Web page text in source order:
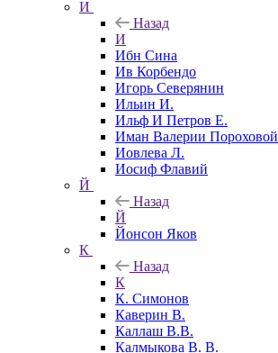
И
Назад
И
Ибн Сина
Ив Корбендо
Игорь Северянин
Ильин И.
Ильф И Петров Е.
Иман Валерии Пороховой
Иовлева Л.
Иосиф Флавий
Й
Назад
Й
Йонсон Яков
К
Назад
К
К. Симонов
Каверин В.
Каллаш В.В.
Калмыкова В. В.